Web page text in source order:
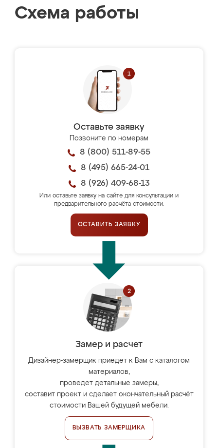
Схема работы
Оставьте заявку
Позвоните по номерам
8 (800) 511-89-55
8 (495) 665-24-01
8 (926) 409-68-13
Или оставьте заявку на сайте для консультации и
предварительного расчёта стоимости.
ОСТАВИТЬ ЗАЯВКУ
Замер и расчет
Дизайнер-замерщик приедет к Вам с каталогом
материалов,
проведёт детальные замеры,
составит проект и сделает окончательный расчёт
стоимости Вашей будущей мебели.
ВЫЗВАТЬ ЗАМЕРЩИКА